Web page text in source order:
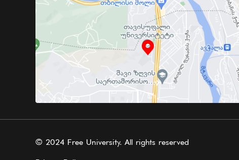
© 2024 Free University. All rights reserved